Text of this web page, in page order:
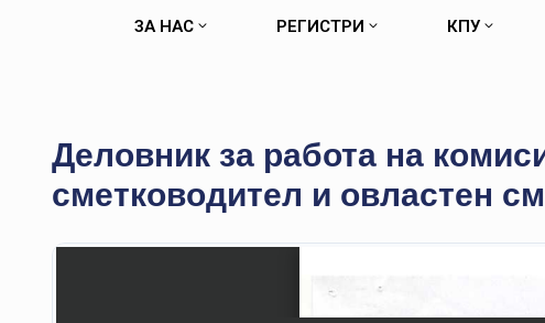
ЗА НАС РЕГИСТРИ КПУ
Деловник за работа на
сметководител и овластен